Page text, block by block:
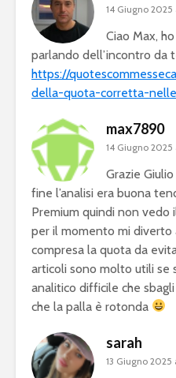
14 Giugno
Ciao Max,
parlando dell’incontro da
https://
della-quota-corretta-
max7890
14 Giugno 2025
Grazie
fine l’analisi era buona
Premium quindi non vedo
per il momento mi diverto
compresa la quota da
articoli sono molto utili se
analitico difficile che
che la palla è rotonda
sarah
13 Giugno 2025